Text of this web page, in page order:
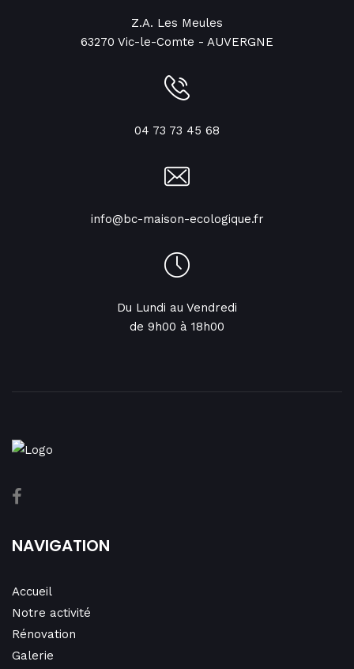
Z.A. Les Meules
63270 Vic-le-Comte - AUVERGNE
04 73 73 45 68
info@bc-maison-ecologique.fr
Du Lundi au Vendredi
de 9h00 à 18h00
NAVIGATION
Accueil
Notre activité
Rénovation
Galerie